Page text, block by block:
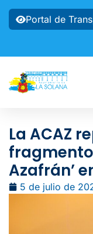
Portal de
La ACAZ
Azafrán’
5 de julio de